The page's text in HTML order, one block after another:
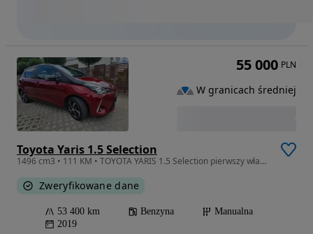
Toyota Yaris 1.5 Selection
1496 cm3 • 111 KM • TOYOTA YARIS 1.5 Selection pierwszy właściciel serwis ASO
Zweryfikowane dane
53 400 km Benzyna
Manualna
2019
55 000 PLN
W granicach średniej